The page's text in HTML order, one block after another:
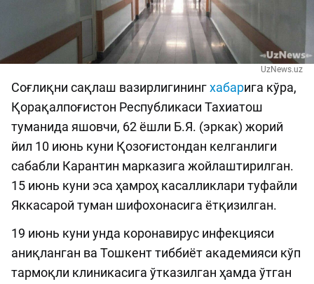
UzNews.uz
Соғлиқни сақлаш вазирлигинингхабарига кўра,
Қорақалпоғистон Республикаси Тахиатош
туманида яшовчи, 62 ёшли Б.Я. (эркак) жорий
йил 10 июнь куни Қозоғистондан келганлиги
сабабли Карантин марказига жойлаштирилган.
15 июнь куни эса ҳамроҳ касалликлари туфайли
Яккасарой туман шифохонасига ётқизилган.
19 июнь куни унда коронавирус инфекцияси
аниқланган ва Тошкент тиббиёт академияси кўп
тармоқли клиникасига ўтказилган ҳамда ўтган